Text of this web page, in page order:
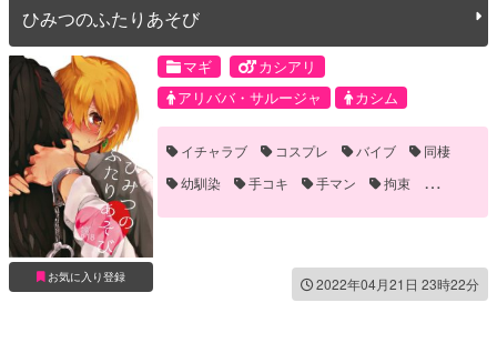
ひみつのふたりあそび
お気に入り登録
マギ
カシアリ
アリババ・サルージャ
カシム
イチャラブ コスプレ バイブ
同棲
幼馴染
手コキ 手マン
拘束
現パロ
目隠し
2022年04月21日 23時22分